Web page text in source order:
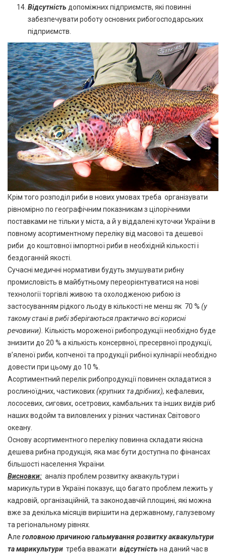
Відсутність допоміжних підприємств, які повинні
забезпечувати роботу основних рибогосподарських
підприємств.
Крім того розподіл риби в нових умовах треба організувати
рівномірно по географічним показникам з цілорічними
поставками не тільки у міста, a й у віддалені куточки України в
повному асортиментному переліку від масової та дешевої
риби до коштовної імпортної риби в необхідній кількості і
бездоганній якості.
Сучасні медичні нормативи будуть змушувати рибну
промисловість в майбутньому переорієнтуватися на нові
технології торгівлі живою та охолодженою рибою із
застосуванням рідкого льоду в кількості не менш як 70 % (у
такому стані в рибі зберігаються практично всі корисні
речовини).
Кількість мороженої рибопродукції необхідно буде
знизити до 20 % а кількість консервної, пресервної продукції,
в’яленої риби, копченої та продукції рибної кулінарії необхідно
довести при цьому до 10 %.
Асортиментний перелік рибопродукції повинен складатися з
рослиноїдних, частикових(крупних та дрібних), кефалевих,
лососевих, сигових, осетрових, камбальних та інших видів риб
наших водойм та виловлених у різних частинах Світового
океану.
Основу асортиментного переліку повинна складати якісна
дешева рибна продукція, яка має бути доступна по фінансах
більшості населення України.
Висновки: аналіз проблем розвитку аквакультури і
марикультури в Україні показує, що багато проблем лежить у
кадровій, організаційній, та законодавчій площині, які можна
вже за декілька місяців вирішити на державному, галузевому
та регіональному рівнях.
Але головною причиною гальмування розвитку аквакультури
та марикультури треба вважати відсутність на даний час в